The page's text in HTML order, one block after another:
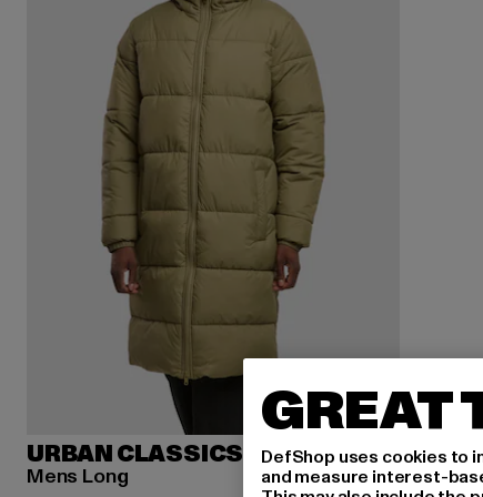
URBAN CLASSICS
Mens Long
GREAT
DefShop uses cookies to
and measure interest-